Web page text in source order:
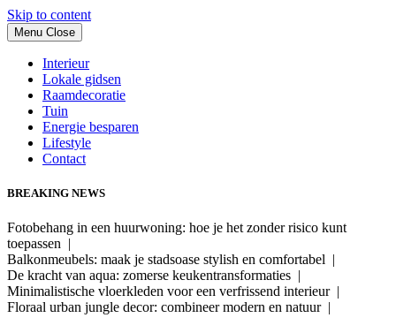
Skip to content
Menu Close
Interieur
Lokale gidsen
Raamdecoratie
Tuin
Energie besparen
Lifestyle
Contact
BREAKING NEWS
Fotobehang in een huurwoning: hoe je het zonder risico kunt
toepassen |
Balkonmeubels: maak je stadsoase stylish en comfortabel |
De kracht van aqua: zomerse keukentransformaties |
Minimalistische vloerkleden voor een verfrissend interieur |
Floraal urban jungle decor: combineer modern en natuur |